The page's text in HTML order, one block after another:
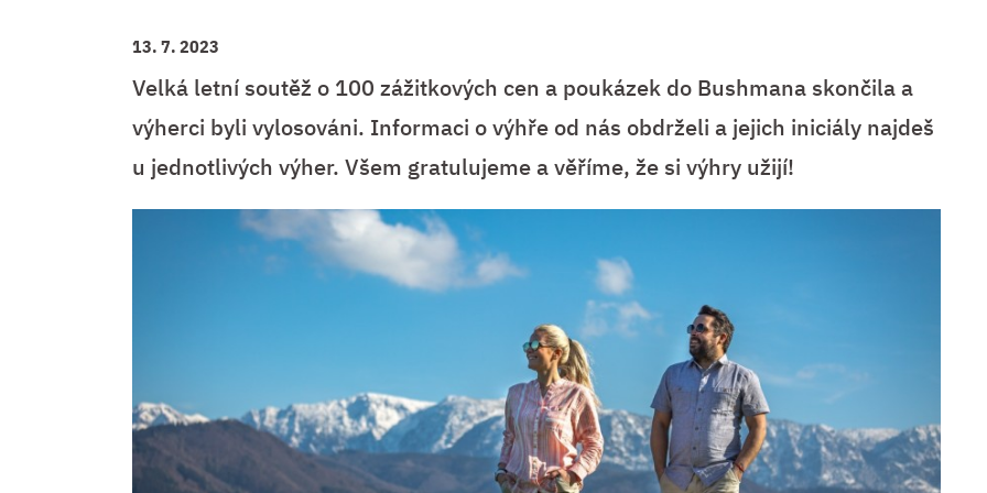
13. 7. 2023
Velká letní soutěž o 100 zážitkových cen a poukázek do Bushmana skončila a
výherci byli vylosováni. Informaci o výhře od nás obdrželi a jejich iniciály najdeš
u jednotlivých výher. Všem gratulujeme a věříme, že si výhry užijí!